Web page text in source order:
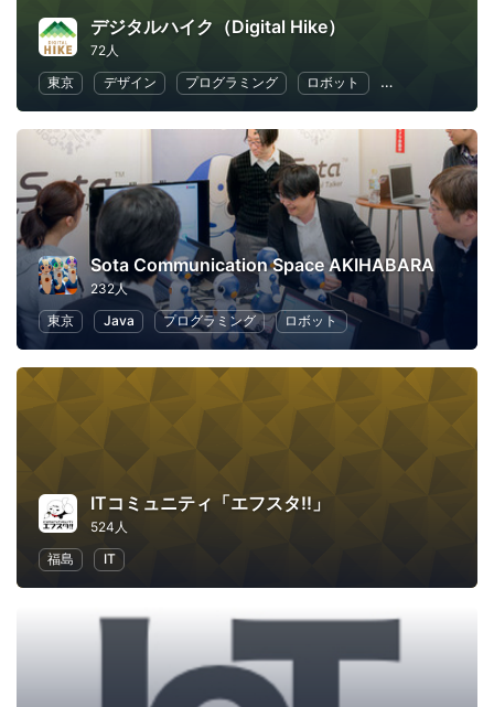
デジタルハイク（Digital Hike）
72人
東京
デザイン プログラミング ロボット キッズ
Sota Communication Space AKIHABARA
232人
東京
Java プログラミング ロボット
ITコミュニティ「エフスタ!!」
524人
福島
IT